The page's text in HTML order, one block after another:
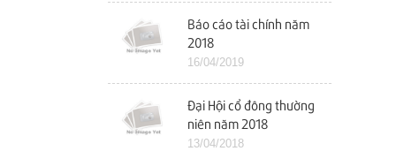
Báo cáo tài chính năm
2018
16/04/2019
Đại Hội cổ đông thường
niên năm 2018
13/04/2018